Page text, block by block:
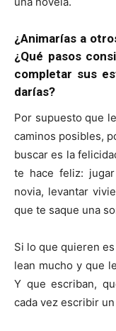
¿Animarías a
¿Qué pasos
completar sus
darías?
Por supuesto que
caminos posibles,
buscar es la
te hace feliz:
novia, levantar
que te saque una
Si lo que quieren
lean mucho y que
Y que escriban,
cada vez escribir